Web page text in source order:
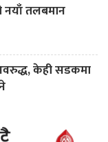
नयाँ तलबमान
केही सडकमा